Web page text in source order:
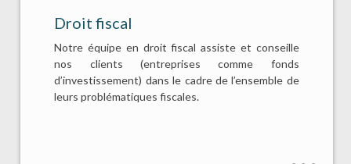
Droit fiscal
Notre équipe en droit fiscal assiste et conseille
nos clients (entreprises comme fonds
d’investissement) dans le cadre de l’ensemble de
leurs problématiques fiscales.